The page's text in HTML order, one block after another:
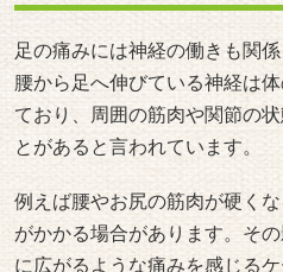
夜は体を動かす機会が少なく
肉の緊張や神経の刺激を感じ
こうした状態が重なることで
感が強くなる場合があると考
https://bit.ly/3S6hKxT
https://www.joa.or.jp/public/
https://